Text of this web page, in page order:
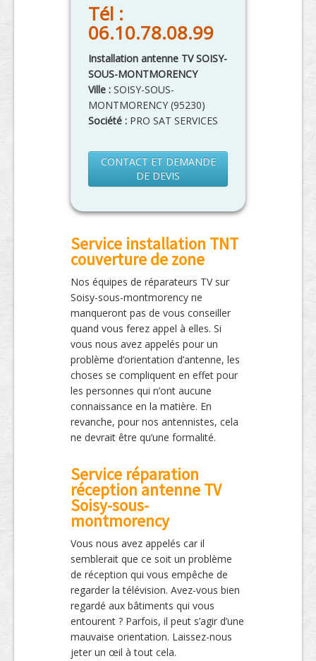
Tél :
06.10.78.08.99
Installation antenne TV SOISY-
SOUS-MONTMORENCY
Ville : SOISY-SOUS-
MONTMORENCY (95230)
Société : PRO SAT SERVICES
CONTACT ET DEMANDE
DE DEVIS
Service installation TNT
couverture de zone
Nos équipes de réparateurs TV sur
Soisy-sous-montmorency ne
manqueront pas de vous conseiller
quand vous ferez appel à elles. Si
vous nous avez appelés pour un
problème d’orientation d’antenne, les
choses se compliquent en effet pour
les personnes qui n’ont aucune
connaissance en la matière. En
revanche, pour nos antennistes, cela
ne devrait être qu’une formalité.
Service réparation
réception antenne TV
Soisy-sous-
montmorency
Vous nous avez appelés car il
semblerait que ce soit un problème
de réception qui vous empêche de
regarder la télévision. Avez-vous bien
regardé aux bâtiments qui vous
entourent ? Parfois, il peut s’agir d’une
mauvaise orientation. Laissez-nous
jeter un œil à tout cela.